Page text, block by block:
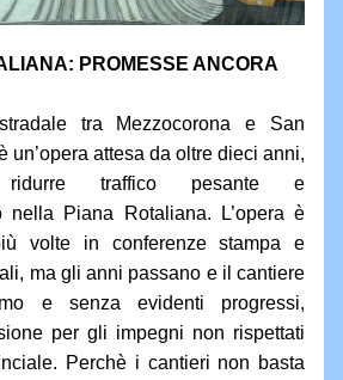
PROMESSE ANCORA
tra Mezzocorona e San
un’opera attesa da oltre dieci anni,
traffico pesante e
nella Piana Rotaliana. L’opera è
volte in conferenze stampa e
ma gli anni passano e il cantiere
e senza evidenti progressi,
per gli impegni non rispettati
Perchè i cantieri non basta